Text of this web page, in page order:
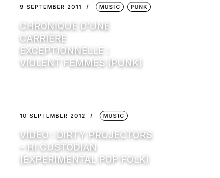
9 SEPTEMBER 2011 MUSIC PUNK
CHRONIQUE D’UNE
CARRIÈRE
EXCEPTIONNELLE :
VIOLENT FEMMES (PUNK)
10 SEPTEMBER 2012 MUSIC
VIDEO : DIRTY PROJECTORS
– HI CUSTODIAN
(EXPERIMENTAL POP FOLK)